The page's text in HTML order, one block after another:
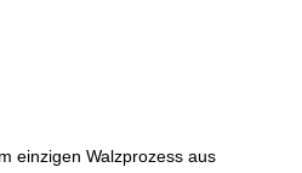
einzigen Walzprozess aus